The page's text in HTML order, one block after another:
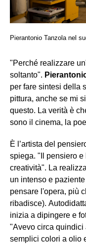
Pierantonio Tanzola nel
"Perché realizzare
soltanto".
per fare sintesi della
pittura, anche se mi
questo. La verità è
sono il cinema, la
È l’artista del
spiega. "Il pensiero
creatività". La
un intenso e
pensare l'opera, più
ribadisce).
inizia a dipingere e
"Avevo circa quindici
semplici colori a olio